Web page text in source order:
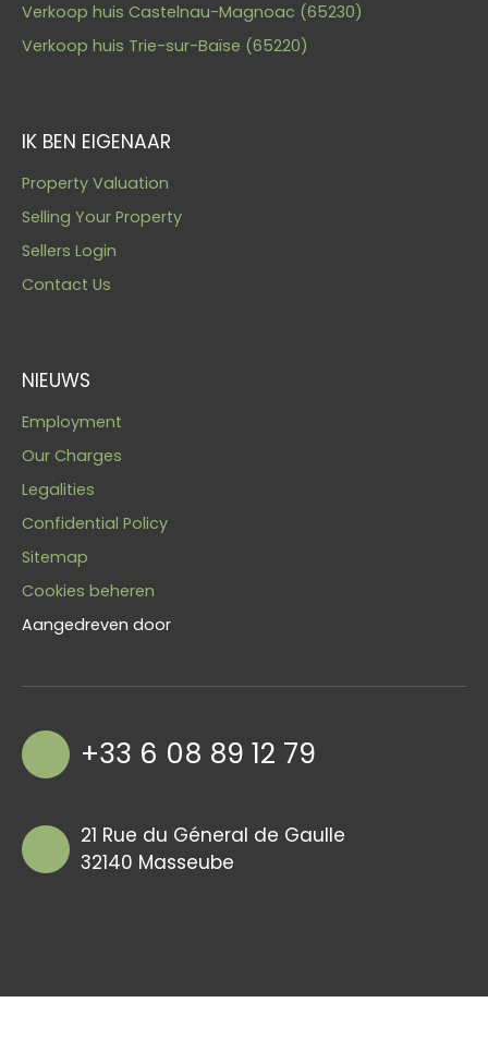
Verkoop huis Castelnau-Magnoac (65230)
Verkoop huis Trie-sur-Baïse (65220)
IK BEN EIGENAAR
Property Valuation
Selling Your Property
Sellers Login
Contact Us
NIEUWS
Employment
Our Charges
Legalities
Confidential Policy
Sitemap
Cookies beheren
Aangedreven door
+33 6 08 89 12 79
21 Rue du Géneral de Gaulle
32140 Masseube